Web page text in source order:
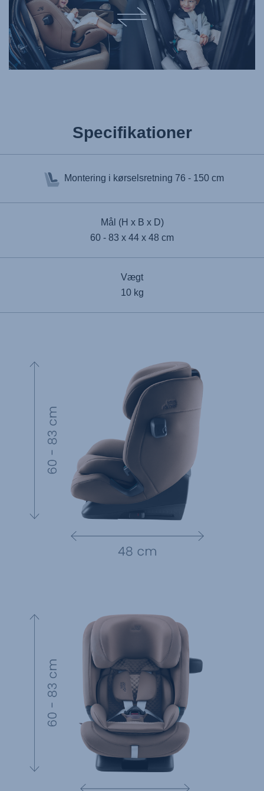
Specifikationer
Montering i kørselsretning 76 - 150 cm
Mål (H x B x D)
60 - 83 x 44 x 48 cm
Vægt
10 kg